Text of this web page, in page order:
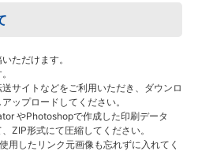
ただけます。
サイトなどをご利用いただき、ダウンロ
ップロードしてください。
やPhotoshopで作成した印刷データ
ZIP形式にて圧縮してください。
用したリンク元画像も忘れずに入れてく